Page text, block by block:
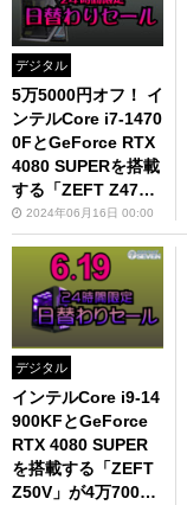
デジタル
5万5000円オフ！ イ
ンテルCore i7-1470
0FとGeForce RTX
4080 SUPERを搭載
する「ZEFT Z47B
C」がおすすめ
2024年06月16日 00:00
デジタル
インテルCore i9-14
900KFとGeForce
RTX 4080 SUPER
を搭載する「ZEFT
Z50V」が4万7000